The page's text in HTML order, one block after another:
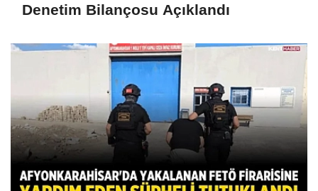
Denetim Bilançosu Açıklandı